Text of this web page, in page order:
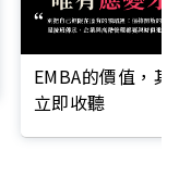
EMBA的價值，
立即收聽